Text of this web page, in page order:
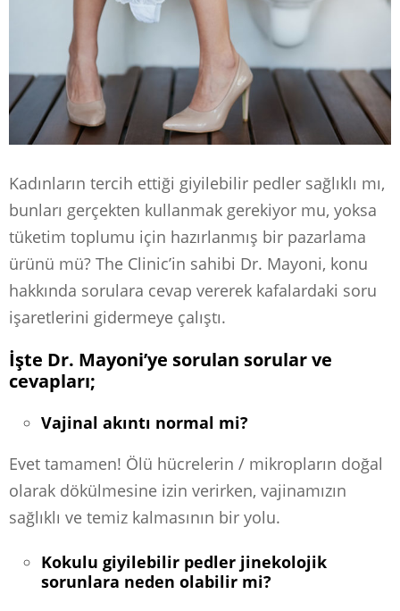
Kadınların tercih ettiği giyilebilir pedler sağlıklı mı,
bunları gerçekten kullanmak gerekiyor mu, yoksa
tüketim toplumu için hazırlanmış bir pazarlama
ürünü mü? The Clinic’in sahibi Dr. Mayoni, konu
hakkında sorulara cevap vererek kafalardaki soru
işaretlerini gidermeye çalıştı.
İşte Dr. Mayoni’ye sorulan sorular ve
cevapları;
Vajinal akıntı normal mi?
Evet tamamen! Ölü hücrelerin / mikropların doğal
olarak dökülmesine izin verirken, vajinamızın
sağlıklı ve temiz kalmasının bir yolu.
Kokulu giyilebilir pedler jinekolojik
sorunlara neden olabilir mi?